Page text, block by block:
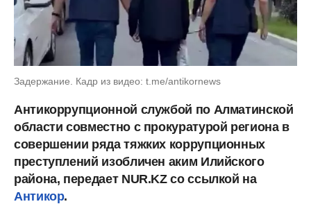
Задержание. Кадр из видео: t.me/antikornews
Антикоррупционной службой по Алматинской
области совместно с прокуратурой региона в
совершении ряда тяжких коррупционных
преступлений изобличен аким Илийского
района, передает NUR.KZ со ссылкой на
Антикор.